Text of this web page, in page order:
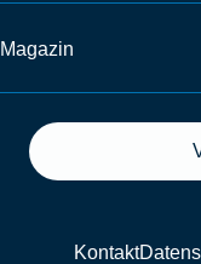
Magazin
Kontakt